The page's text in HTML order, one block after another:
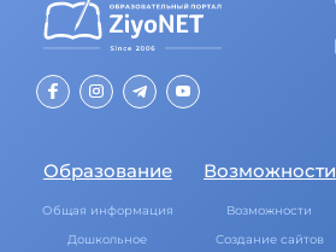
Образование
Общая информация
Дошкольное
Возможности
Возможности
Создание сайтов